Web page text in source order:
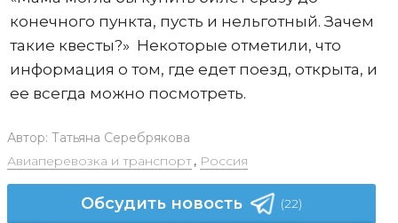
конечного пункта, пусть и нельготный. Зачем
такие квесты?» Некоторые отметили, что
информация о том, где едет поезд, открыта, и
ее всегда можно посмотреть.
Автор: Татьяна Серебрякова
Авиаперевозка и транспорт, Россия
Обсудить новость (22)